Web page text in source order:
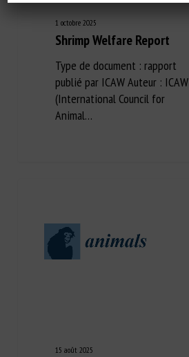
1 octobre 2025
Shrimp Welfare Report
Type de document : rapport
publié par ICAW Auteur : ICAW
(International Council for
Animal…
15 août 2025